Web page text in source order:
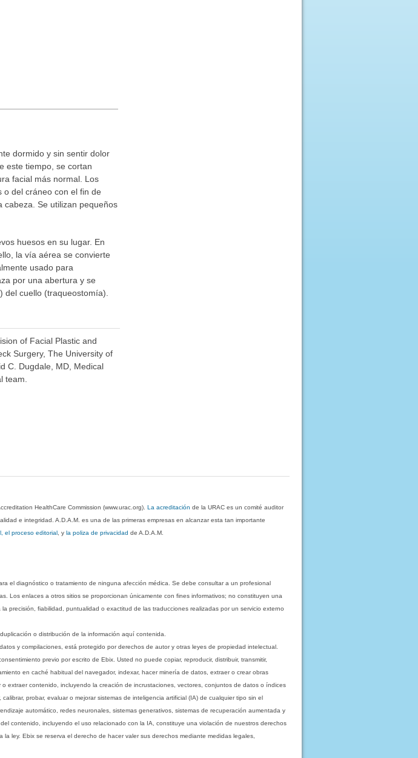
dormido y sin sentir dolor
este tiempo, se cortan
facial más normal. Los
o del cráneo con el fin de
cabeza. Se utilizan pequeños
huesos en su lugar. En
la vía aérea se convierte
usado para
por una abertura y se
cuello (traqueostomía).
of Facial Plastic and
Surgery, The University of
C. Dugdale, MD, Medical
team.
HealthCare Commission (www.urac.org).La acreditación de la URAC es un comité auditor
e integridad. A.D.A.M. es una de las primeras empresas en alcanzar esta tan importante
el proceso editorial , yla poliza de privacidad de A.D.A.M.
el diagnóstico o tratamiento de ninguna afección médica. Se debe consultar a un profesional
Los enlaces a otros sitios se proporcionan únicamente con fines informativos; no constituyen una
precisión, fiabilidad, puntualidad o exactitud de las traducciones realizadas por un servicio externo
o distribución de la información aquí contenida.
y compilaciones, está protegido por derechos de autor y otras leyes de propiedad intelectual.
previo por escrito de Ebix. Usted no puede copiar, reproducir, distribuir, transmitir,
en caché habitual del navegador, indexar, hacer minería de datos, extraer o crear obras
extraer contenido, incluyendo la creación de incrustaciones, vectores, conjuntos de datos o índices
probar, evaluar o mejorar sistemas de inteligencia artificial (IA) de cualquier tipo sin el
automático, redes neuronales, sistemas generativos, sistemas de recuperación aumentada y
contenido, incluyendo el uso relacionado con la IA, constituye una violación de nuestros derechos
ley. Ebix se reserva el derecho de hacer valer sus derechos mediante medidas legales,